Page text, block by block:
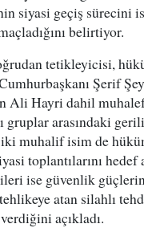
siyasi geçiş sürecini
belirtiyor.
tetikleyicisi,
Şerif
Ali Hayri dahil
gruplar arasındaki
muhalif isim de
toplantılarını
ise güvenlik
atan silahlı
açıkladı.